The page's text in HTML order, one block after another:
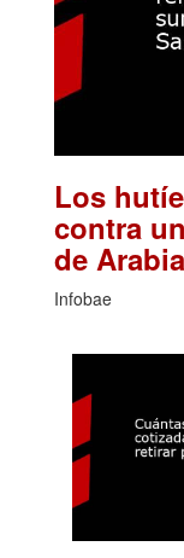
Los
contra
de
Infobae